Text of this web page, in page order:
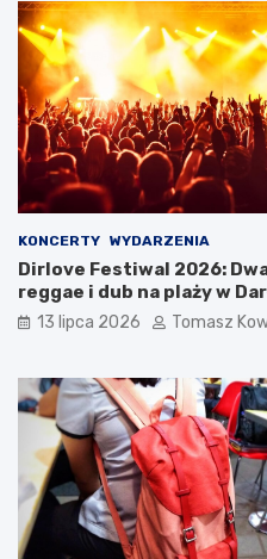
KONCERTY WYDARZENIA
Dirlove Festiwal 2026:
reggae i dub na plaży w
13 lipca 2026 Tomasz